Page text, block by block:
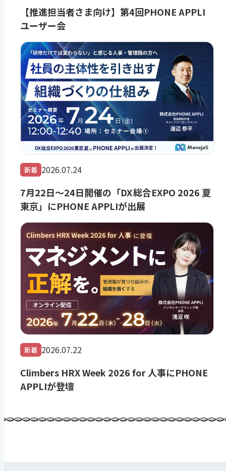
【推進担当者さま向け】第4回PHONE APPLI
ユーザー会
新着 2026.07.24
7月22日～24日開催の「DX 総合EXPO 2026 夏
東京」にPHONE APPLIが出展
新着 2026.07.22
Climbers HRX Week 2026 for 人事にPHONE
APPLIが登壇